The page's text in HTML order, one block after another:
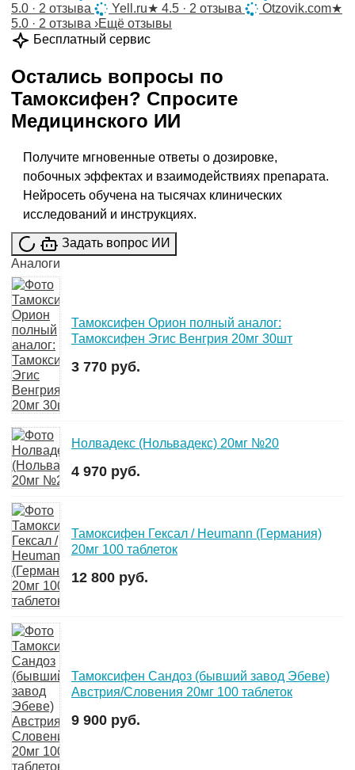
5.0 · 2 отзыва
Yell.ru★ 4.5 · 2 отзыва Otzovik.com★
5.0 · 2 отзыва ›Ещё отзывы
Бесплатный сервис
Остались вопросы по
Тамоксифен? Спросите
Медицинского ИИ
Получите мгновенные ответы о дозировке,
побочных эффектах и взаимодействиях препарата.
Нейросеть обучена на тысячах клинических
исследований и инструкциях.
Задать вопрос ИИ
Аналоги
Тамоксифен Орион полный аналог:
Тамоксифен Эгис Венгрия 20мг 30шт
3 770 руб.
Нолвадекс (Нольвадекс) 20мг №20
4 970 руб.
Тамоксифен Гексал / Heumann (Германия)
20мг 100 таблеток
12 800 руб.
Тамоксифен Сандоз (бывший завод Эбеве)
Австрия/Словения 20мг 100 таблеток
9 900 руб.